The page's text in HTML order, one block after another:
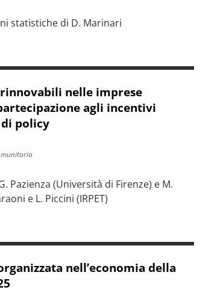
statistiche di D. Marinari
ambientale: tra rigenerazione urbana ed
nelle imprese
agli incentivi
policy
Pazienza (Università di Firenze) e M.
e L. Piccini (IRPET)
toscane: dinamiche di partecipazione agli
nell’economia della